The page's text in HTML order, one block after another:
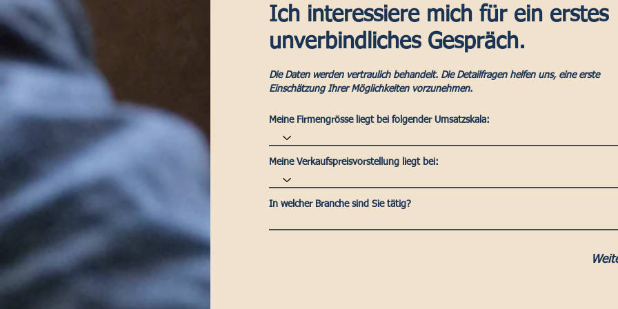
Ich interessiere mich für ein erstes
unverbindliches Gespräch.
Die Daten werden vertraulich behandelt. Die Detailfragen helfen uns, eine erste
Einschätzung Ihrer Möglichkeiten vorzunehmen.
Meine Firmengrösse liegt bei folgender Umsatzskala:
Meine Verkaufspreisvorstellung liegt bei:
In welcher Branche sind Sie tätig?